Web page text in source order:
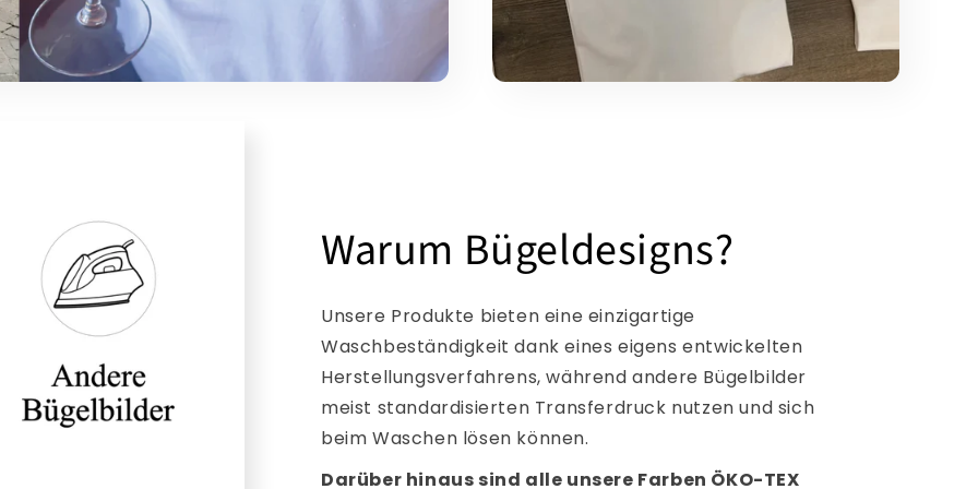
Warum Bügeldesigns?
Unsere Produkte bieten eine einzigartige
Waschbeständigkeit dank eines eigens entwickelten
Herstellungsverfahrens, während andere Bügelbilder
meist standardisierten Transferdruck nutzen und sich
beim Waschen lösen können.
Darüber hinaus sind alle unsere Farben ÖKO-TEX